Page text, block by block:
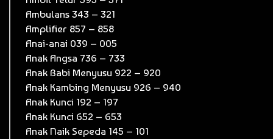
Ambulans 343 – 321
Amplifier 857 – 858
Anai-anai 039 – 005
Anak Angsa 736 – 733
Anak Babi Menyusu 922 – 920
Anak Kambing Menyusu 926 – 940
Anak Kunci 192 – 197
Anak Kunci 652 – 653
Anak Naik Sepeda 145 – 101